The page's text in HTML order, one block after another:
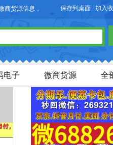
息，免费发布供求信息，也可以免费发
保存到桌面 加入
电子 微商货源 全